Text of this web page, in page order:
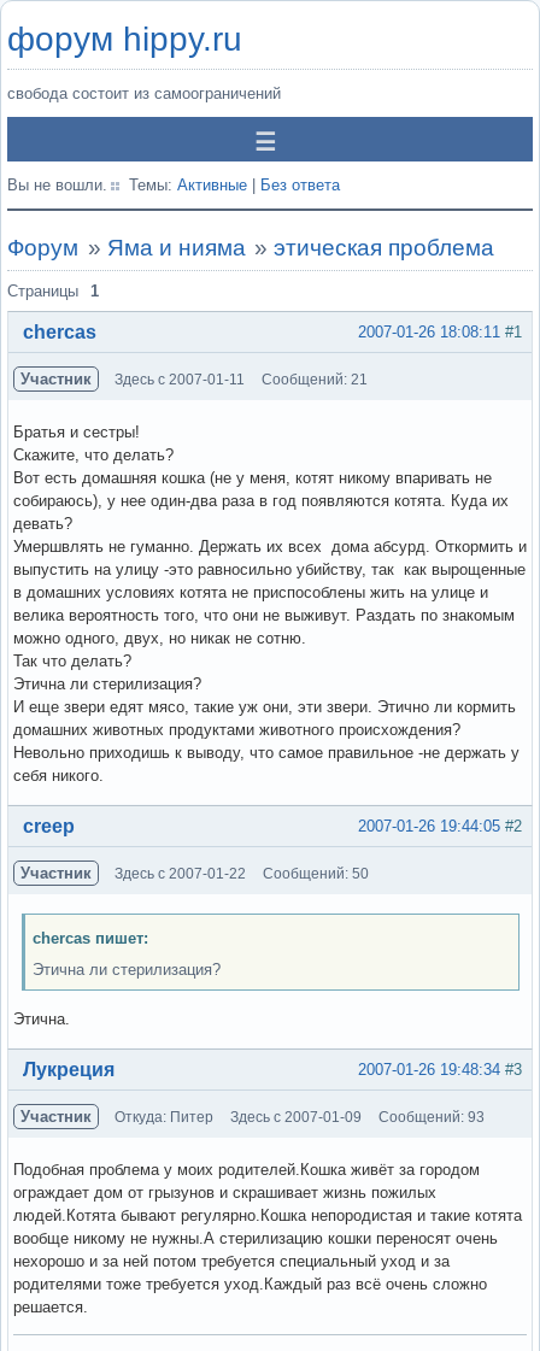
форум hippy.ru
свобода состоит из самоограничений
Вы не вошли. Темы: Активные Без ответа
Форум » Яма и нияма »этическая проблема
Страницы 1
#1
2007-01-26 18:08:11
chercas
Участник Здесь с 2007-01-11 Сообщений: 21
Братья и сестры!
Скажите, что делать?
Вот есть домашняя кошка (не у меня, котят никому впаривать не
собираюсь), у нее один-два раза в год появляются котята. Куда их
девать?
Умершвлять не гуманно. Держать их всех дома абсурд. Откормить и
выпустить на улицу -это равносильно убийству, так как вырощенные
в домашних условиях котята не приспособлены жить на улице и
велика вероятность того, что они не выживут. Раздать по знакомым
можно одного, двух, но никак не сотню.
Так что делать?
Этична ли стерилизация?
И еще звери едят мясо, такие уж они, эти звери. Этично ли кормить
домашних животных продуктами животного происхождения?
Невольно приходишь к выводу, что самое правильное -не держать у
себя никого.
Вне форума #2
2007-01-26 19:44:05
creep
Участник Здесь с 2007-01-22 Сообщений: 50
chercas пишет:
Этична ли стерилизация?
Этична.
Вне форума #3
2007-01-26 19:48:34
Лукреция
Участник Откуда: Питер Здесь с 2007-01-09 Сообщений: 93
Подобная проблема у моих родителей.Кошка живёт за городом
ограждает дом от грызунов и скрашивает жизнь пожилых
людей.Котята бывают регулярно.Кошка непородистая и такие котята
вообще никому не нужны.А стерилизацию кошки переносят очень
нехорошо и за ней потом требуется специальный уход и за
родителями тоже требуется уход.Каждый раз всё очень сложно
решается.